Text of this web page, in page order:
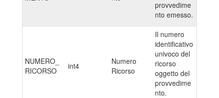
provvedime
nto emesso.
NUMERO_
RICORSO
int4
Numero
Ricorso
Il numero
identificativo
univoco del
ricorso
oggetto del
provvedime
nto.